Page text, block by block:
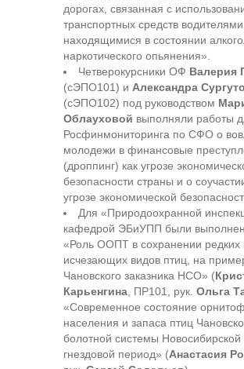
дорогах, связанная с
транспортных средств водителями,
находящимися в состоянии
наркотического опьянения».
Четверокурсники ОФ Валерия
(сЭПО101) и Александра
(сЭПО102) под руководством
Облауховой выполняли работы
Росфинмониторинга по СФО о
молодежи в финансовые
(дроппинг) как угрозе
безопасности страны и о
угрозе экономической
Для «Природоохранной
кафедрой ЭБиУПП были
«Роль ООПТ в сохранении редких
исчезающих видов птиц, на
Чановского заказника НСО» (
Карьенгина , ПР101, рук. Ольга
«Современное состояние
населения и запаса птиц
болотной системы Новосибирской
гнездовой период» (Анастасия